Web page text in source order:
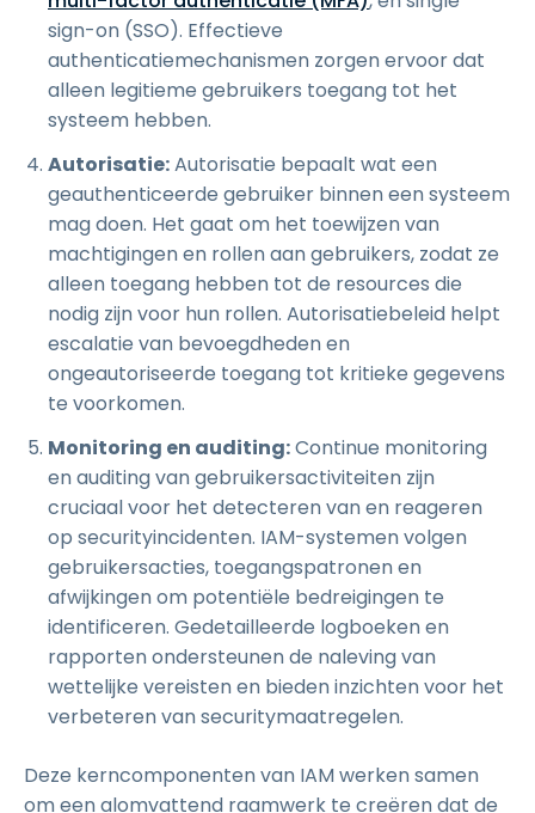
sign-on (SSO). Effectieve
authenticatiemechanismen zorgen ervoor dat
alleen legitieme gebruikers toegang tot het
systeem hebben.
Autorisatie:Autorisatie bepaalt wat een
geauthenticeerde gebruiker binnen een systeem
mag doen. Het gaat om het toewijzen van
machtigingen en rollen aan gebruikers, zodat ze
alleen toegang hebben tot de resources die
nodig zijn voor hun rollen. Autorisatiebeleid helpt
escalatie van bevoegdheden en
ongeautoriseerde toegang tot kritieke gegevens
te voorkomen.
Monitoring en auditing:Continue monitoring
en auditing van gebruikersactiviteiten zijn
cruciaal voor het detecteren van en reageren
op securityincidenten. IAM-systemen volgen
gebruikersacties, toegangspatronen en
afwijkingen om potentiële bedreigingen te
identificeren. Gedetailleerde logboeken en
rapporten ondersteunen de naleving van
wettelijke vereisten en bieden inzichten voor het
verbeteren van securitymaatregelen.
Deze kerncomponenten van IAM werken samen
om een alomvattend raamwerk te creëren dat de